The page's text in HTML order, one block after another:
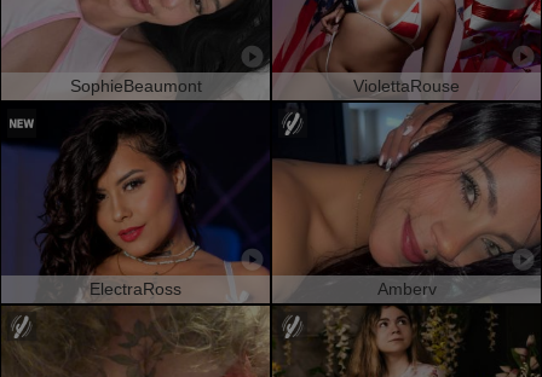
SophieBeaumont ViolettaRouse
ElectraRoss Amberv